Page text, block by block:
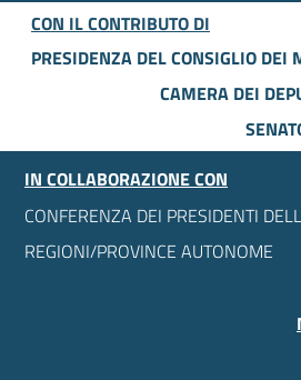
CON IL CONTRIBUTO DI
PRESIDENZA DEL CONSIGLIO DEI
CAMERA DEI
IN COLLABORAZIONE CON
CONFERENZA DEI PRESIDENTI
REGIONI/PROVINCE AUTONOME